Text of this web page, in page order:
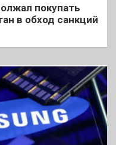
покупать
в обход санкций